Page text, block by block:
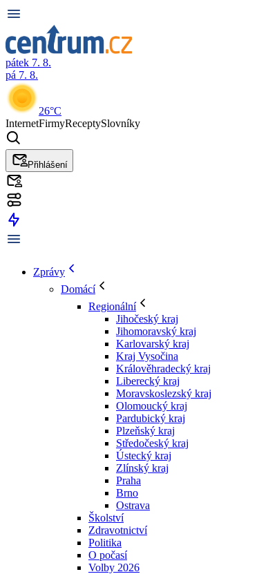
pátek 7. 8.
pá 7. 8.
26°C
InternetFirmyReceptySlovníky
Přihlášení
Zprávy
Domácí
Regionální
Jihočeský kraj
Jihomoravský kraj
Karlovarský kraj
Kraj Vysočina
Králověhradecký kraj
Liberecký kraj
Moravskoslezský kraj
Olomoucký kraj
Pardubický kraj
Plzeňský kraj
Středočeský kraj
Ústecký kraj
Zlínský kraj
Praha
Brno
Ostrava
Školství
Zdravotnictví
Politika
O počasí
Volby 2026